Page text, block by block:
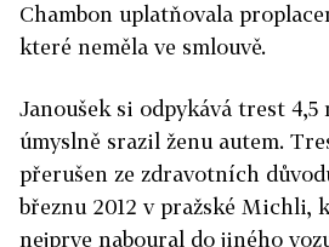
Chambon uplatňovala
které neměla ve smlouvě.
Janoušek si odpykává trest 4,5
úmyslně srazil ženu autem.
přerušen ze zdravotních
březnu 2012 v pražské Michli,
nejprve naboural do jiného